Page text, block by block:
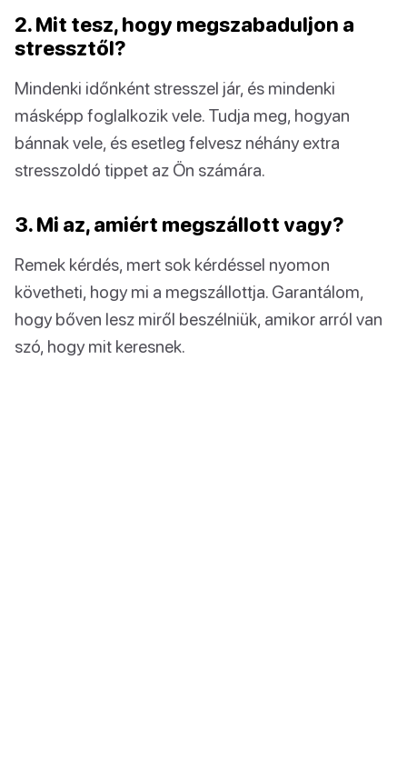
2. Mit tesz, hogy megszabaduljon a
stressztől?
Mindenki időnként stresszel jár, és mindenki
másképp foglalkozik vele. Tudja meg, hogyan
bánnak vele, és esetleg felvesz néhány extra
stresszoldó tippet az Ön számára.
3. Mi az, amiért megszállott vagy?
Remek kérdés, mert sok kérdéssel nyomon
követheti, hogy mi a megszállottja. Garantálom,
hogy bőven lesz miről beszélniük, amikor arról van
szó, hogy mit keresnek.